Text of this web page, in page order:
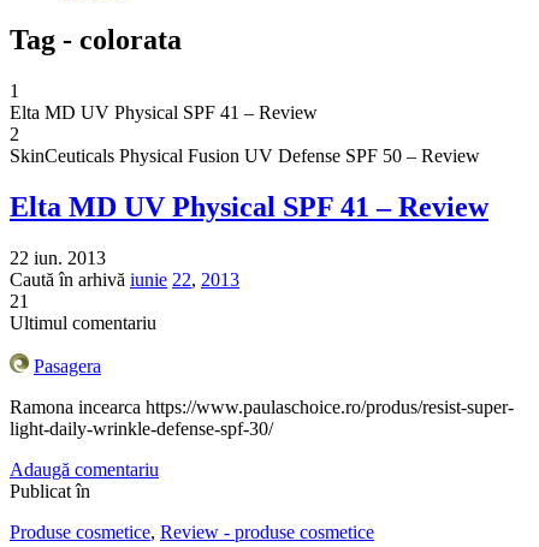
Tag - colorata
1
Elta MD UV Physical SPF 41 – Review
2
SkinCeuticals Physical Fusion UV Defense SPF 50 – Review
Elta MD UV Physical SPF 41 – Review
22 iun. 2013
Caută în arhivă iunie 22, 2013
21
Ultimul comentariu
Pasagera
Ramona incearca https://www.paulaschoice.ro/produs/resist-super-
light-daily-wrinkle-defense-spf-30/
Adaugă comentariu
Publicat în
Produse cosmetice, Review - produse cosmetice